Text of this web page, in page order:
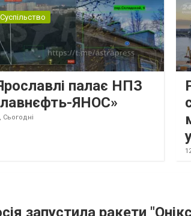
Суспільство
палає НПЗ
ЯНОС»
Сьогодні
запустила ракети